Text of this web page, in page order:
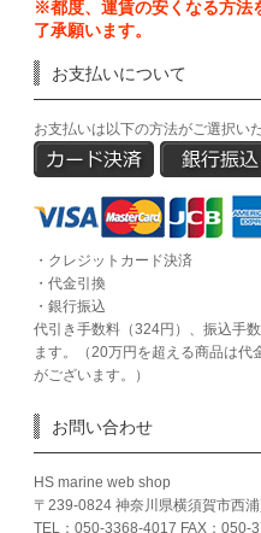
※都度、運賃の安くなる方法
了承願います。
お支払いについて
お支払いは以下の方法がご選択い
・クレジットカード決済
・代金引換
・銀行振込
代引き手数料（324円）、振込手
ます。（20万円を超える商品は代
がございます。）
お問い合わせ
HS marine web shop
〒239-0824 神奈川県横須賀市西
TEL：050-3368-4017 FAX：050-